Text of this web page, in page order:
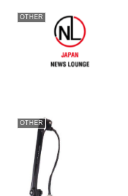
OTHER
OTHER